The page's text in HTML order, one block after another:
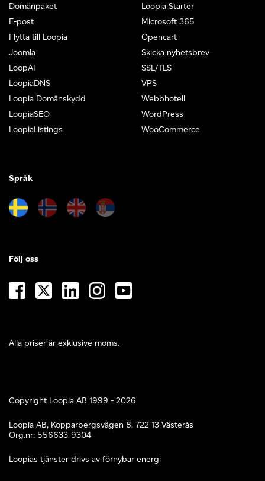
Domänpaket
E-post
Flytta till Loopia
Joomla
LoopAI
LoopiaDNS
Loopia Domänskydd
LoopiaSEO
LoopiaListings
Loopia Starter
Microsoft 365
Opencart
Skicka nyhetsbrev
SSL/TLS
VPS
Webbhotell
WordPress
WooCommerce
Språk
Alla priser är exklusive moms.
Följ oss
Copyright Loopia AB 1999 - 2026
Loopia AB, Kopparbergsvägen 8, 722 13 Västerås
Org.nr: 556633-9304
Loopias tjänster drivs av förnybar energi